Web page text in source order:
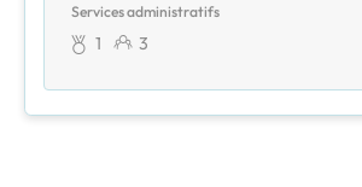
Services administratifs
1 3